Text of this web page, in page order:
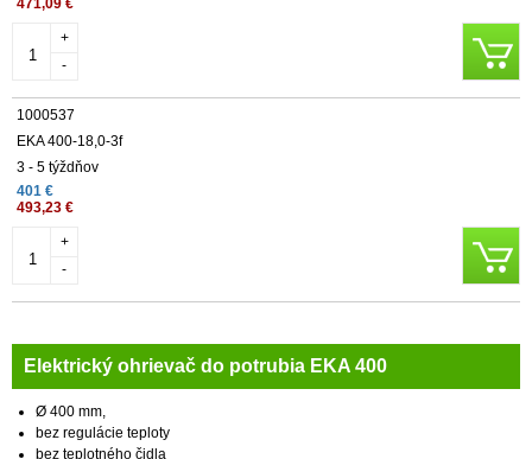
471,09 €
-
+
1000537
EKA 400-18,0-3f
3 - 5 týždňov
401 €
493,23 €
-
+
Elektrický ohrievač do potrubia EKA 400
Ø 400 mm,
bez regulácie teploty
bez teplotného čidla